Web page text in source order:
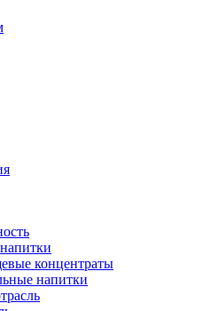
концентраты
напитки